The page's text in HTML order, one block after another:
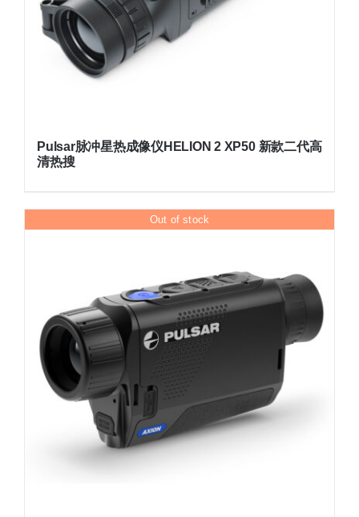
Pulsar脉冲星热成像仪HELION 2 XP50 新款二代高
清热搜
Out of stock